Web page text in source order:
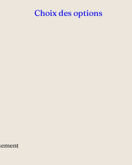
prix :
Choix des options